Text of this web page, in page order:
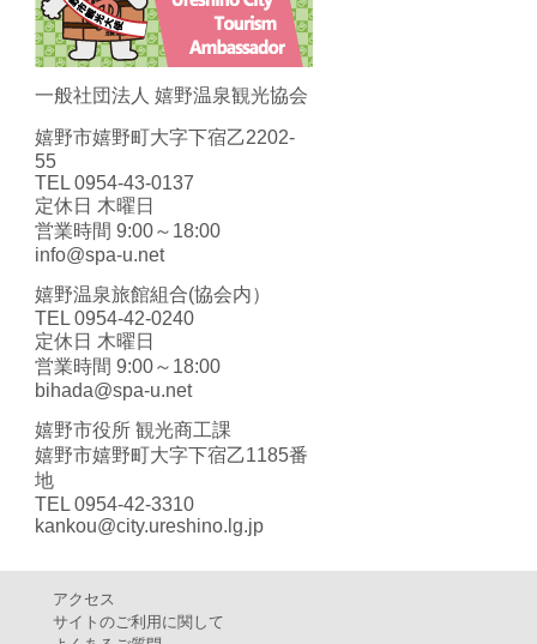
一般社団法人 嬉野温泉観光協会
嬉野市嬉野町大字下宿乙2202-
55
TEL 0954-43-0137
定休日 木曜日
営業時間 9:00～18:00
info@spa-u.net
嬉野温泉旅館組合(協会内）
TEL 0954-42-0240
定休日 木曜日
営業時間 9:00～18:00
bihada@spa-u.net
嬉野市役所 観光商工課
嬉野市嬉野町大字下宿乙1185番
地
TEL 0954-42-3310
kankou@city.ureshino.lg.jp
アクセス
サイトのご利用に関して